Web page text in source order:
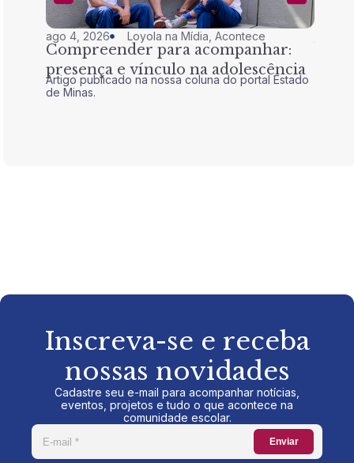
ago 4, 2026 Loyola na Mídia ,Acontece
Compreender para acompanhar:
presença e vínculo na adolescência
Artigo publicado na nossa coluna do portal Estado
de Minas.
Inscreva-se e receba
nossas novidades
Cadastre seu e-mail para acompanhar notícias,
eventos, projetos e tudo o que acontece na
comunidade escolar.
Enviar